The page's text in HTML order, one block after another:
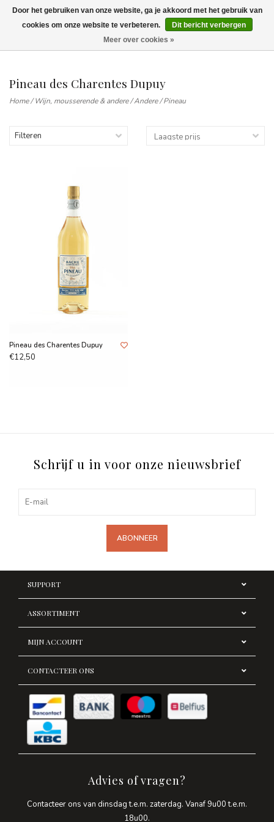
Wij leveren tot aan uw deur. Afhalen is mogelijk.
Pineau des Charentes Dupuy
Home/Wijn, mousserende & andere/Andere/Pineau
Filteren
Pineau des Charentes Dupuy
€12,50
Schrijf u in voor onze nieuwsbrief
ABONNEER
SUPPORT
ASSORTIMENT
MIJN ACCOUNT
CONTACTEER ONS
Advies of vragen?
Contacteer ons van dinsdag t.e.m. zaterdag. Vanaf 9u00 t.e.m.
18u00.
Door het gebruiken van onze website, ga je akkoord met het gebruik van
cookies om onze website te verbeteren.
Dit bericht verbergen
Meer over cookies »